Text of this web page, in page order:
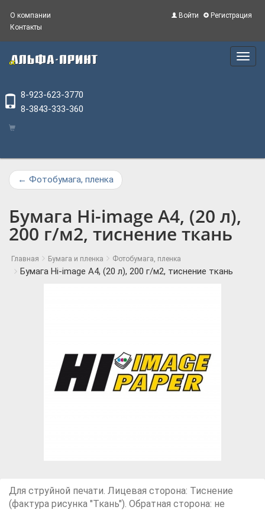
Войти Регистрация
О компании
Контакты
Main
Menu
8-923-623-3770
8-3843-333-360
← Фотобумага, пленка
Бумага Hi-image А4, (20 л),
200 г/м2, тиснение ткань
Главная Бумага и пленка Фотобумага, пленка
Бумага Hi-image А4, (20 л), 200 г/м2, тиснение ткань
Для струйной печати. Лицевая сторона: Тиснение
(фактура рисунка "Ткань"). Обратная сторона: не